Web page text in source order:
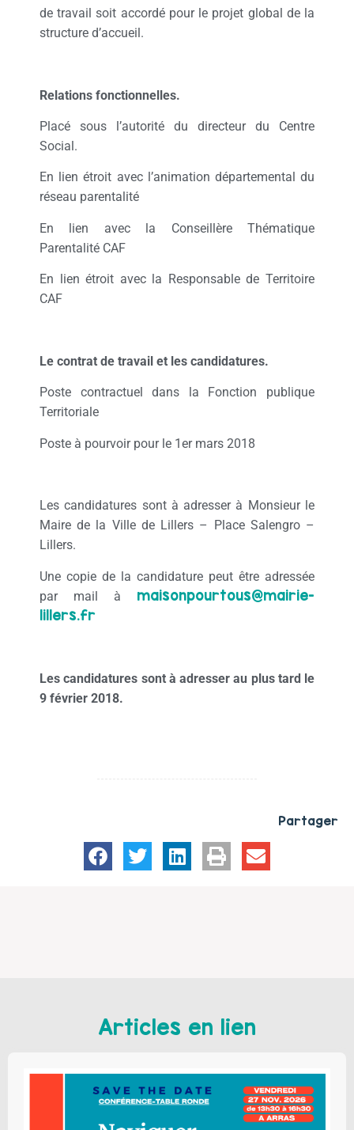
de travail soit accordé pour le projet global de la
structure d’accueil.
Relations fonctionnelles.
Placé sous l’autorité du directeur du Centre
Social.
En lien étroit avec l’animation départemental du
réseau parentalité
En lien avec la Conseillère Thématique
Parentalité CAF
En lien étroit avec la Responsable de Territoire
CAF
Le contrat de travail et les candidatures.
Poste contractuel dans la Fonction publique
Territoriale
Poste à pourvoir pour le 1er mars 2018
Les candidatures sont à adresser à Monsieur le
Maire de la Ville de Lillers – Place Salengro –
Lillers.
Une copie de la candidature peut être adressée
par mail à maisonpourtous@mairie-
lillers.fr
Les candidatures sont à adresser au plus tard le
9 février 2018.
Partager
Articles en lien